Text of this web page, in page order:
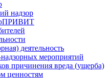
надзор
деятельность
мероприятий
причинения вреда (ущерба)
ценностям